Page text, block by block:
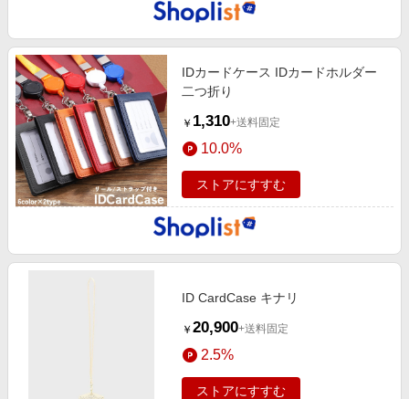
IDカードケース IDカードホルダー
二つ折り
￥ 1,310+送料固定
10.0%
ストアにすすむ
ID CardCase キナリ
￥ 20,900+送料固定
2.5%
ストアにすすむ